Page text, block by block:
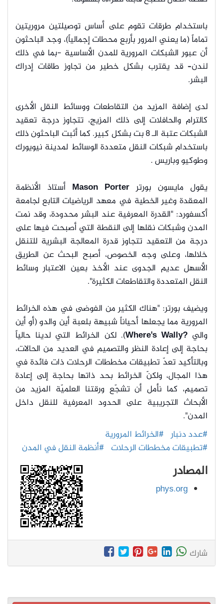
باستخدام طرقات تقوم على أساس توصيلتين مروريتين
تماماً (ما يعني المرور بأربع محطات إجمالياً)، وجد الباحثون
أن عبور الشبكات المرورية للمدن الأساسية -بما في ذلك
لندن– قد يقترب بشكل خطير من تجاوز طاقات إدراك
البشر.
لدى إضافة المزيد من التقاطعات ووسائط النقل الأخرى
كالترام والحافلات إلى ذلك المزيج، تتجاوز درجة تعقيد
الشبكات عتبة الـ 8 بت بشكل كبير. كما أثبت الباحثون ذلك
باستخدام شبكات النقل متعددة الوسائط لمدينة نيويورك
وطوكيو وباريس .
يقول مايسون بورترMason Porter
أستاذ الأنظمة
المعقدة وغير الخطية في معهد الرياضيات التابع لجامعة
أكسفورد: "القدرة المعرفية عند البشر محدودة، وقد نمت
المدن وشبكات نقلها إلى النقطة التي أصبحت فيها على
درجة من التعقيد تتجاوز قدرة المعالجة البشرية للتنقل
خلالها، وعلى وجه الخصوص، أصبح البحث عن الطريق
الأسهل عديم الجدوى عند الأخذ بعين الاعتبار وسائط
النقل المتعددة والتقاطعات الكثيرة".
ويضيف بورتر: "هناك الكثير من الفوضى في هذه الخرائط
المرورية مما يجعلها أحياناً شبيهة بلعبة أين والدو (أو أين
والي?Where's Wally
). لكن الخرائط التي لدينا حالياً
بحاجة إلى إعادة النظر والتصميم في العديد من الحالات،
وبالتأكيد تعدّ تطبيقات مخططات الرحلات ذات فائدة في
هذا المجال، ولكنّ الخرائط بحد ذاتها بحاجة إلى إعادة
تصميم، كما نأمل أن تشجّع ورقتنا العلميّة المزيد من
الأبحاث التجريبية على الحدود المعرفية للنقل داخل
المدن".
#عدد دنبار #الخرائط المرورية
#تطبيقات مخططات الرحلات #أنظمة النقل في المدن
المصادر
phys.org
شارك